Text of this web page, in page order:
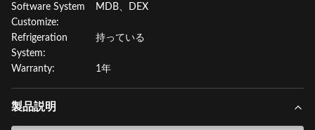
Software System
Customize:
MDB、DEX
Refrigeration
System:
持っている
Warranty: 1年
製品説明